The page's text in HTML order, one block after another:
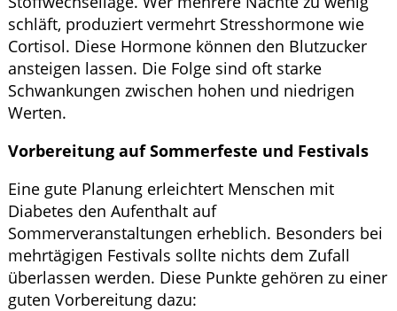
schläft, produziert vermehrt Stresshormone wie
Cortisol. Diese Hormone können den Blutzucker
ansteigen lassen. Die Folge sind oft starke
Schwankungen zwischen hohen und niedrigen
Werten.
Vorbereitung auf Sommerfeste und Festivals
Eine gute Planung erleichtert Menschen mit
Diabetes den Aufenthalt auf
Sommerveranstaltungen erheblich. Besonders bei
mehrtägigen Festivals sollte nichts dem Zufall
überlassen werden. Diese Punkte gehören zu einer
guten Vorbereitung dazu: